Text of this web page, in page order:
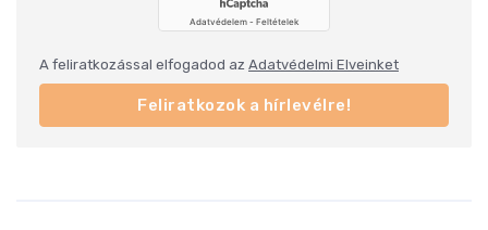
A feliratkozással elfogadod az Adatvédelmi Elveinket
Feliratkozok a hírlevélre!